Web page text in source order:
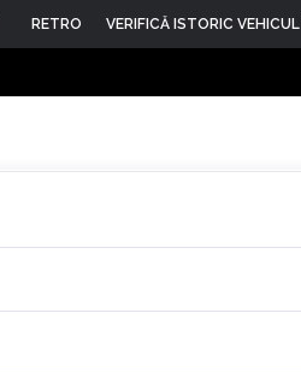
RETRO VERIFICĂ ISTORIC VEHICUL